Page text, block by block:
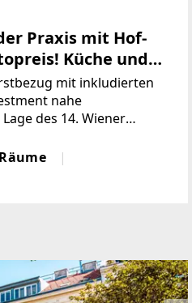
Praxis mit Hof-
Küche und
inklusive!
mit inkludierten
nahe
des 14. Wiener
sich dieses moderne